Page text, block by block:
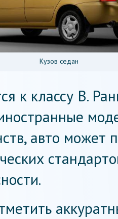
Кузов седан
к классу В.
авто может